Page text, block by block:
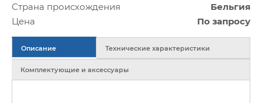
Страна происхождения
Бельгия
Цена
По запросу
Описание Технические характеристики
Комплектующие и аксессуары